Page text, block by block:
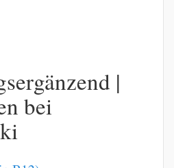
|
bei